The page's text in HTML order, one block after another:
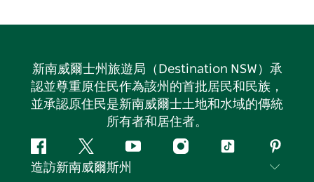
新南威爾士州旅遊局（Destination NSW）承
認並尊重原住民作為該州的首批居民和民族，
並承認原住民是新南威爾士土地和水域的傳統
所有者和居住者。
Facebook嘰
嘰
Youtube Instagram
抖
造訪新南威爾斯州